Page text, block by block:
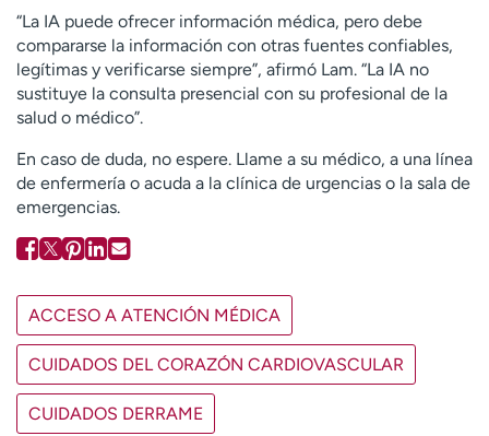
“La IA puede ofrecer información médica, pero debe
compararse la información con otras fuentes confiables,
legítimas y verificarse siempre”, afirmó Lam. “La IA no
sustituye la consulta presencial con su profesional de la
salud o médico”.
En caso de duda, no espere. Llame a su médico, a una línea
de enfermería o acuda a la clínica de urgencias o la sala de
emergencias.
ACCESO A ATENCIÓN MÉDICA
CUIDADOS DEL CORAZÓN CARDIOVASCULAR
CUIDADOS DERRAME